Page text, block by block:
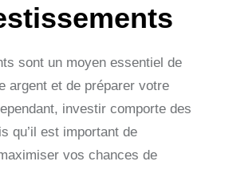
sont un moyen essentiel de
argent et de préparer votre
investir comporte des
qu’il est important de
vos chances de